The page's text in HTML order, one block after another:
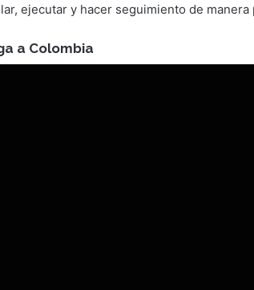
ejecutar y hacer seguimiento de
a Colombia